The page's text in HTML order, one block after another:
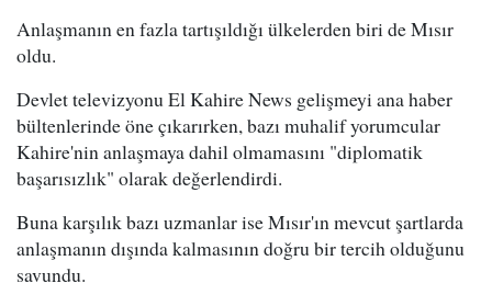
Anlaşmanın en fazla tartışıldığı ülkelerden biri de Mısır
oldu.
Devlet televizyonu El Kahire News gelişmeyi ana haber
bültenlerinde öne çıkarırken, bazı muhalif yorumcular
Kahire'nin anlaşmaya dahil olmamasını "diplomatik
başarısızlık" olarak değerlendirdi.
Buna karşılık bazı uzmanlar ise Mısır'ın mevcut şartlarda
anlaşmanın dışında kalmasının doğru bir tercih olduğunu
savundu.